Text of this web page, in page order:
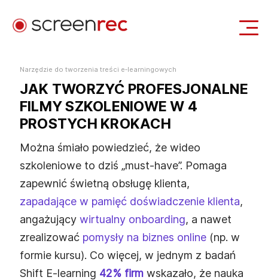
Zaloguj się Pobierz Za Darmo
Narzędzie do tworzenia treści e‑learningowych
JAK TWORZYĆ PROFESJONALNE
FILMY SZKOLENIOWE W 4
PROSTYCH KROKACH
Można śmiało powiedzieć, że wideo
szkoleniowe to dziś „must‑have”. Pomaga
zapewnić świetną obsługę klienta,
zapadające w pamięć doświadczenie klienta,
angażujący wirtualny onboarding, a nawet
zrealizować pomysły na biznes online (np. w
formie kursu). Co więcej, w jednym z badań
Shift E‑learning 42% firm wskazało, że nauka